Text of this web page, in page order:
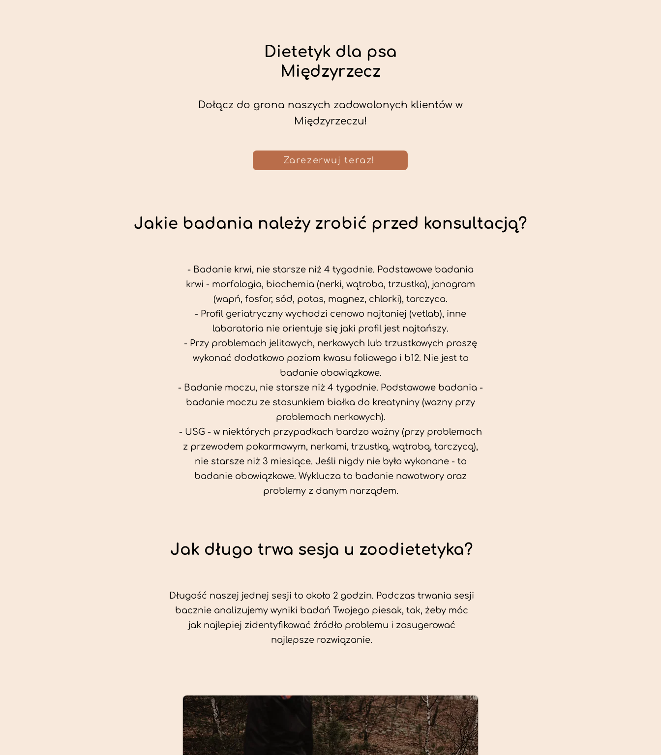
Dietetyk dla psa
Międzyrzecz
Dołącz do grona naszych zadowolonych klientów w
Międzyrzeczu!
Zarezerwuj teraz!
Jakie badania należy zrobić przed konsultacją?
- Badanie krwi, nie starsze niż 4 tygodnie. Podstawowe badania
krwi - morfologia, biochemia (nerki, wątroba, trzustka), jonogram
(wapń, fosfor, sód, potas, magnez, chlorki), tarczyca.
- Profil geriatryczny wychodzi cenowo najtaniej (vetlab), inne
laboratoria nie orientuje się jaki profil jest najtańszy.
- Przy problemach jelitowych, nerkowych lub trzustkowych proszę
wykonać dodatkowo poziom kwasu foliowego i b12. Nie jest to
badanie obowiązkowe.
- Badanie moczu, nie starsze niż 4 tygodnie. Podstawowe badania -
badanie moczu ze stosunkiem białka do kreatyniny (wazny przy
problemach nerkowych).
- USG - w niektórych przypadkach bardzo ważny (przy problemach
z przewodem pokarmowym, nerkami, trzustką, wątrobą, tarczycą),
nie starsze niż 3 miesiące. Jeśli nigdy nie było wykonane - to
badanie obowiązkowe. Wyklucza to badanie nowotwory oraz
problemy z danym narządem.
Jak długo trwa sesja u zoodietetyka?
Długość naszej jednej sesji to około 2 godzin. Podczas trwania sesji
bacznie analizujemy wyniki badań Twojego piesak, tak, żeby móc
jak najlepiej zidentyfikować źródło problemu i zasugerować
najlepsze rozwiązanie.